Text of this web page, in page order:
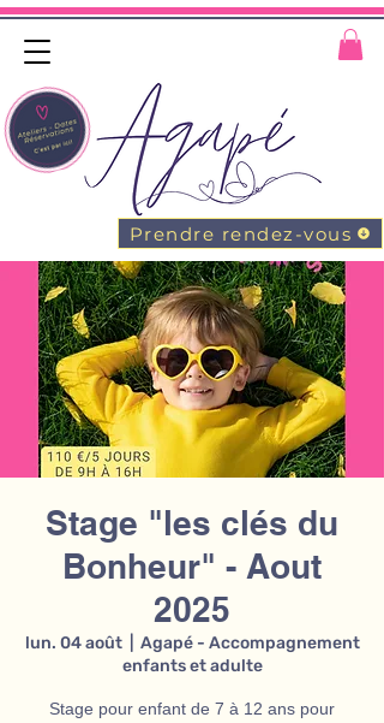
Prendre rendez-vous
Stage "les clés du
Bonheur" - Aout
2025
lun. 04 août
  |
Agapé - Accompagnement
enfants et adulte
Stage pour enfant de 7 à 12 ans pour